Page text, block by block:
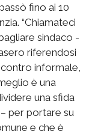
fino ai 10
“Chiamateci
sindaco -
riferendosi
informale,
è una
una sfida
per portare su
e che è